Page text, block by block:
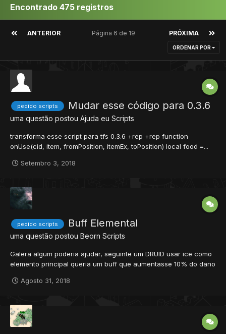
Encontrado 475 registros
ANTERIOR PRÓXIMA
Página 6 de 19
ORDENAR POR
pedido scripts Mudar esse código para 0.3.6
uma questão postou Ajuda eu Scripts
transforma esse script para tfs 0.3.6 +rep +rep function
onUse(cid, item, fromPosition, itemEx, toPosition) local food =...
Setembro 3, 2018
pedido scripts Buff Elemental
uma questão postou Beorn Scripts
Galera algum poderia ajudar, seguinte um DRUID usar ice como
elemento principal queria um buff que aumentasse 10% do dano
Agosto 31, 2018